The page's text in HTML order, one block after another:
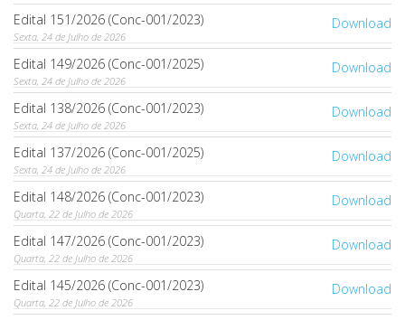
Download
Edital 151/2026 (Conc-001/2023)
Sexta, 24 de Julho de 2026
Download
Edital 149/2026 (Conc-001/2025)
Sexta, 24 de Julho de 2026
Download
Edital 138/2026 (Conc-001/2023)
Sexta, 24 de Julho de 2026
Download
Edital 137/2026 (Conc-001/2025)
Sexta, 24 de Julho de 2026
Download
Edital 148/2026 (Conc-001/2023)
Quarta, 22 de Julho de 2026
Download
Edital 147/2026 (Conc-001/2023)
Quarta, 22 de Julho de 2026
Download
Edital 145/2026 (Conc-001/2023)
Quarta, 22 de Julho de 2026